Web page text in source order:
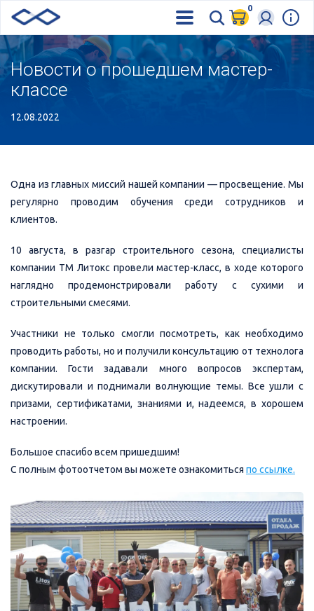
0
Новости о прошедшем мастер-
классе
12.08.2022
Одна из главных миссий нашей компании — просвещение. Мы
регулярно проводим обучения среди сотрудников и
клиентов.
10 августа, в разгар строительного сезона, специалисты
компании ТМ Литокс провели мастер-класс, в ходе которого
наглядно продемонстрировали работу с сухими и
строительными смесями.
Участники не только смогли посмотреть, как необходимо
проводить работы, но и получили консультацию от технолога
компании. Гости задавали много вопросов экспертам,
дискутировали и поднимали волнующие темы. Все ушли с
призами, сертификатами, знаниями и, надеемся, в хорошем
настроении.
Большое спасибо всем пришедшим!
С полным фотоотчетом вы можете ознакомиться по ссылке.